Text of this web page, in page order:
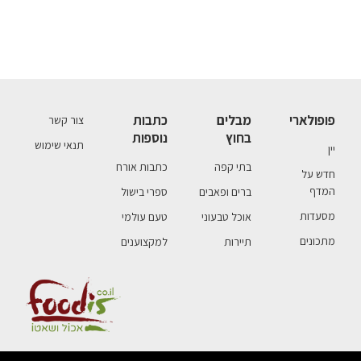
פופולארי
יין
חדש על
המדף
מסעדות
מתכונים
מבלים
בחוץ
בתי קפה
ברים ופאבים
אוכל טבעוני
תיירות
כתבות
נוספות
כתבות אורח
ספרי בישול
טעם עולמי
למקצוענים
צור קשר
תנאי שימוש